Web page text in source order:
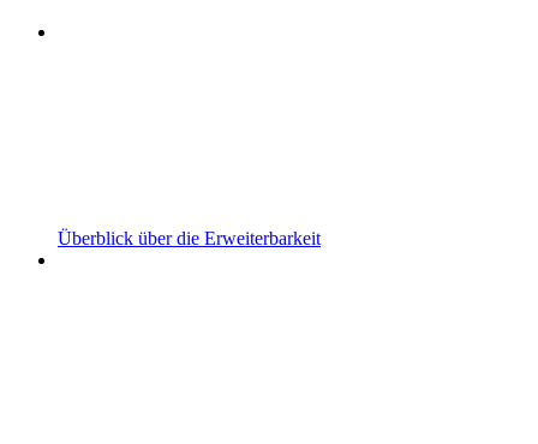
Überblick über die Erweiterbarkeit